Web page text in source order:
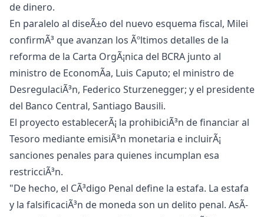
de dinero.
En paralelo al diseÃ±o del nuevo esquema fiscal, Milei
confirmÃ³ que avanzan los Ãºltimos detalles de la
reforma de la Carta OrgÃ¡nica del BCRA junto al
ministro de EconomÃ­a, Luis Caputo; el ministro de
DesregulaciÃ³n, Federico Sturzenegger; y el presidente
del Banco Central, Santiago Bausili.
El proyecto establecerÃ¡ la prohibiciÃ³n de financiar al
Tesoro mediante emisiÃ³n monetaria e incluirÃ¡
sanciones penales para quienes incumplan esa
restricciÃ³n.
"De hecho, el CÃ³digo Penal define la estafa. La estafa
y la falsificaciÃ³n de moneda son un delito penal. AsÃ­